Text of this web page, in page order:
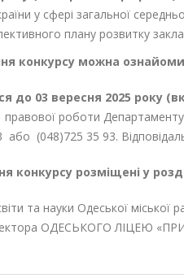
у сфері загальної
плану розвитку
конкурсу можна
до 03 вересня 2025 року
правової роботи
(048)725 35 93.
конкурсу розміщені у
та науки Одеської
ОДЕСЬКОГО ЛІЦЕЮ